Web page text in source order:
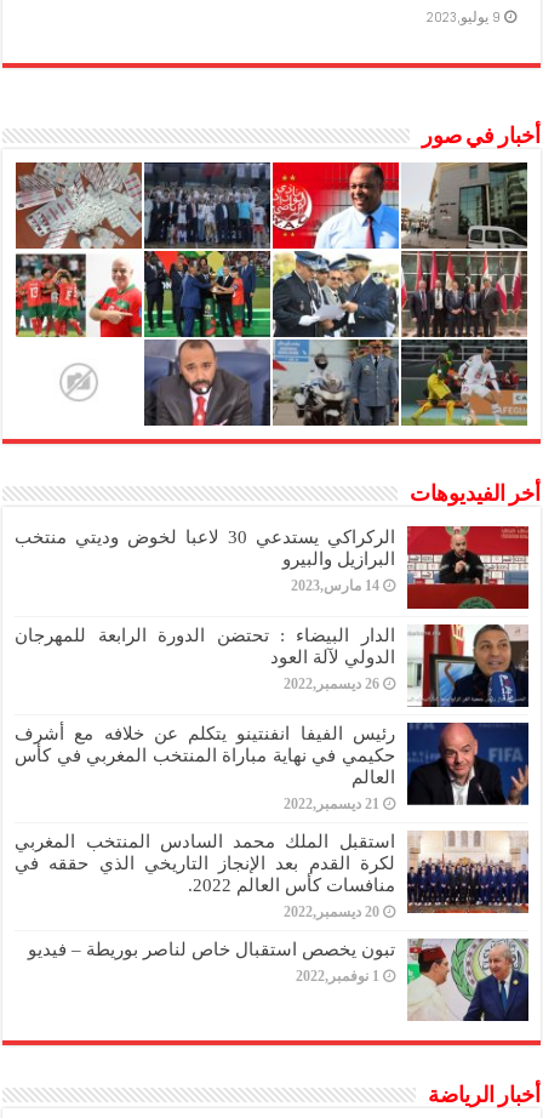
9 يوليو,2023
أخبار في صور
أخر الفيديوهات
الركراكي يستدعي 30 لاعبا لخوض وديتي منتخب
البرازيل والبيرو
14 مارس,2023
الدار البيضاء : تحتضن الدورة الرابعة للمهرجان
الدولي لآلة العود
26 ديسمبر,2022
رئيس الفيفا انفنتينو يتكلم عن خلافه مع أشرف
حكيمي في نهاية مباراة المنتخب المغربي في كأس
العالم
21 ديسمبر,2022
استقبل الملك محمد السادس المنتخب المغربي
لكرة القدم بعد الإنجاز التاريخي الذي حققه في
منافسات كأس العالم 2022.
20 ديسمبر,2022
تبون يخصص استقبال خاص لناصر بوريطة – فيديو
1 نوفمبر,2022
أخبار الرياضة